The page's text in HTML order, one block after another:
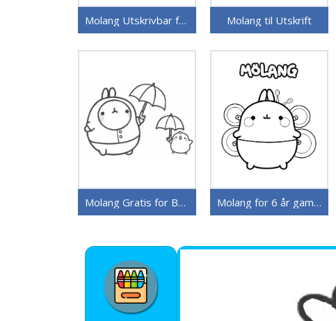
Molang Utskrivbar for Barn Molang til Utskrift
Molang Gratis for Barn Molang for 6 år gamle Barn